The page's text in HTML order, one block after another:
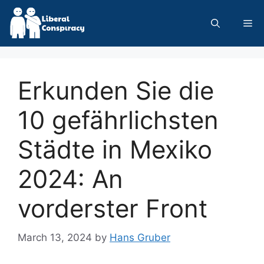
Skip
content
Erkunden Sie die
10 gefährlichsten
Städte in Mexiko
2024: An
vorderster Front
March 13, 2024 by Hans Gruber